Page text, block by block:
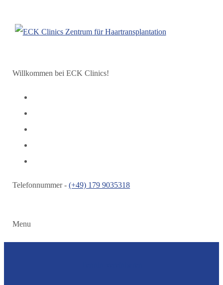
Willkommen bei ECK Clinics!
Telefonnummer -(+49) 179 9035318
Menu